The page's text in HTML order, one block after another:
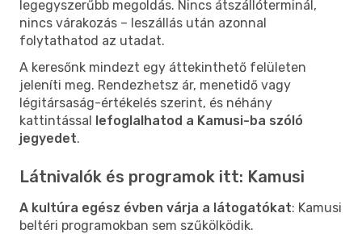
legegyszerűbb megoldás. Nincs átszállóterminál,
nincs várakozás – leszállás után azonnal
folytathatod az utadat.
A keresőnk mindezt egy áttekinthető felületen
jeleníti meg. Rendezhetsz ár, menetidő vagy
légitársaság-értékelés szerint, és néhány
kattintással lefoglalhatod a Kamusi-ba szóló
jegyedet.
Látnivalók és programok itt: Kamusi
A kultúra egész évben várja a látogatókat: Kamusi
beltéri programokban sem szűkölködik.